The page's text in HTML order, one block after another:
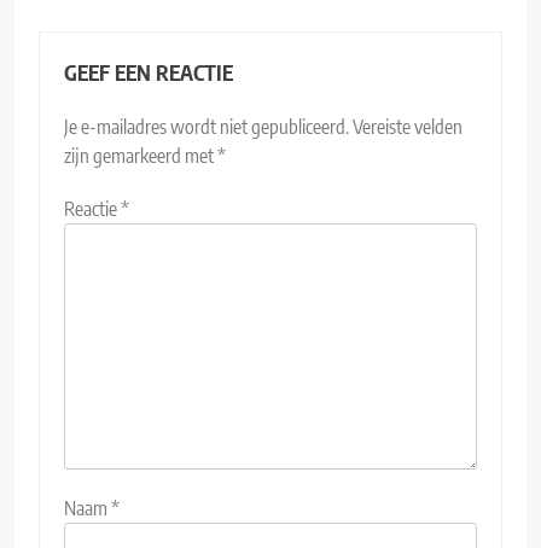
GEEF EEN REACTIE
Je e-mailadres wordt niet gepubliceerd.Vereiste velden
zijn gemarkeerd met*
Reactie*
Naam *